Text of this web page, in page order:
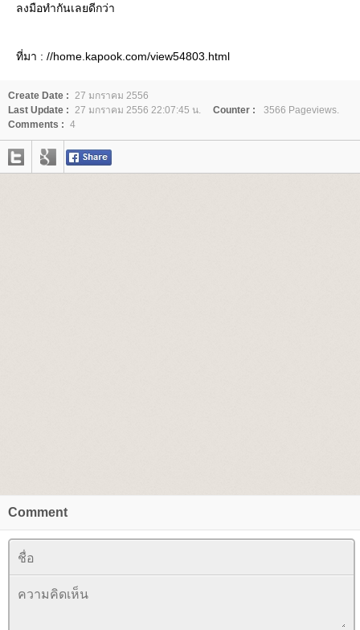
ลงมือทำกันเลยดีกว่า
ที่มา : //home.kapook.com/view54803.html
Create Date : 27 มกราคม 2556
Last Update : 27 มกราคม 2556 22:07:45 น. Counter :
3566 Pageviews.
Comments : 4
Comment